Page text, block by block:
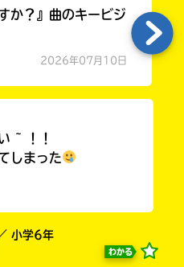
自分だけの
本だなが作れる！
か？』曲のキービジ
2026年07月10日
~ ！！
しまった
小学6年
わかる